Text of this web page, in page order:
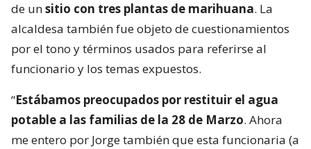
de unsitio con tres plantas de marihuana. La
alcaldesa también fue objeto de cuestionamientos
por el tono y términos usados para referirse al
funcionario y los temas expuestos.
“Estábamos preocupados por restituir el agua
potable a las familias de la 28 de Marzo. Ahora
me entero por Jorge también que esta funcionaria (a